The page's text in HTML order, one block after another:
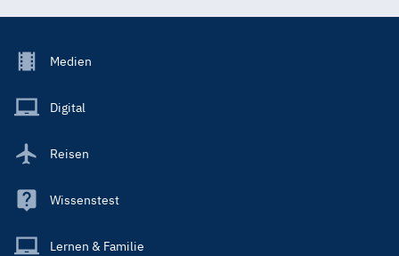
Footer
Main
Medien
Digital
Reisen
Wissenstest
Lernen & Familie